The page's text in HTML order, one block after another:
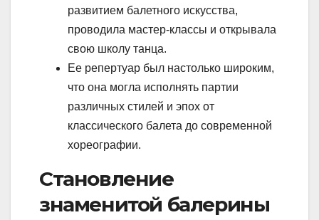
развитием балетного искусства,
проводила мастер-классы и открывала
свою школу танца.
Ее репертуар был настолько широким,
что она могла исполнять партии
различных стилей и эпох от
классического балета до современной
хореографии.
Становление
знаменитой балерины